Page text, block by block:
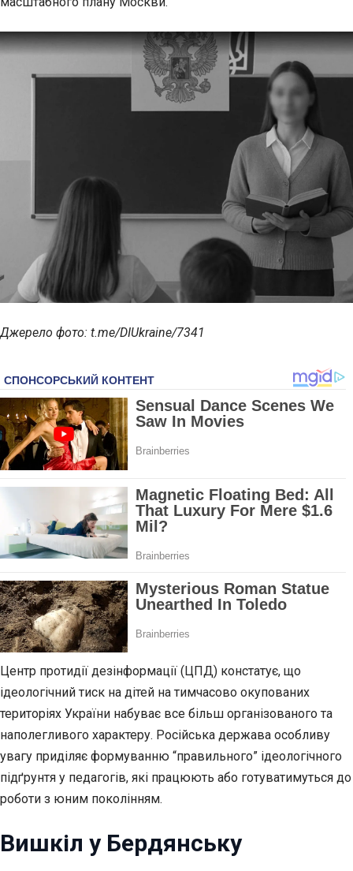
Джерело фото: t.me/DIUkraine/7341
Центр протидії дезінформації (ЦПД) констатує, що
ідеологічний тиск на дітей на тимчасово окупованих
територіях України набуває все більш організованого та
наполегливого характеру. Російська держава особливу
увагу приділяє формуванню “правильного” ідеологічного
підґрунтя у педагогів, які працюють або готуватимуться до
роботи з юним поколінням.
Вишкіл у Бердянську